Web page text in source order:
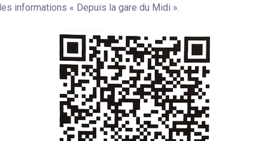
informations « Depuis la gare du Midi ».
Arrivée
Pas de check-out